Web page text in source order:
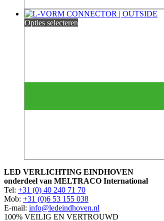
Opties selecteren
LED VERLICHTING EINDHOVEN
onderdeel van MELTRACO International
Tel: +31 (0) 40 240 71 70
Mob: +31 (0)6 53 155 038
E-mail: info@ledeindhoven.nl
100% VEILIG EN VERTROUWD